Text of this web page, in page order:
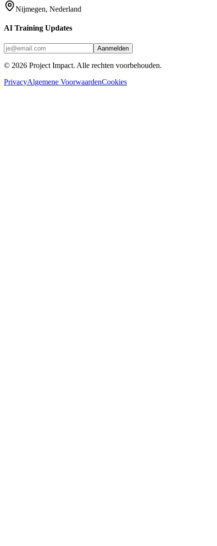
Nijmegen, Nederland
AI Training Updates
Aanmelden
© 2026 Project Impact. Alle rechten voorbehouden.
PrivacyAlgemene VoorwaardenCookies